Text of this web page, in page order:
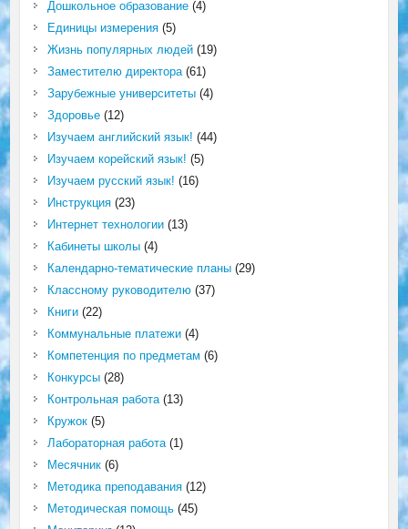
Дошкольное образование(4)
Единицы измерения(5)
Жизнь популярных людей(19)
Заместителю директора(61)
Зарубежные университеты(4)
Здоровье(12)
Изучаем английский язык! (44)
Изучаем корейский язык! (5)
Изучаем русский язык! (16)
Инструкция(23)
Интернет технологии(13)
Кабинеты школы(4)
Календарно-тематические планы(29)
Классному руководителю(37)
Книги(22)
Коммунальные платежи(4)
Компетенция по предметам (6)
Конкурсы(28)
Контрольная работа(13)
Кружок(5)
Лабораторная работа(1)
Месячник(6)
Методика преподавания(12)
Методическая помощь(45)